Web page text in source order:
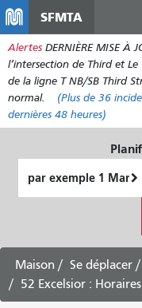
SFMTA
Alertes DERNIÈRE MISE À
l’intersection de Third et Le
de la ligne T NB/SB Third
normal.
(Plus de 36
dernières 48 heures)
de
Maison Se déplacer
52 Excelsior : Horaires